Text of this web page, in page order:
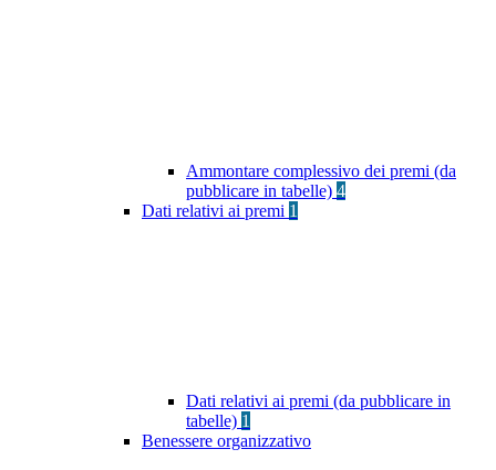
Ammontare complessivo dei premi (da
pubblicare in tabelle) 4
Dati relativi ai premi 1
Dati relativi ai premi (da pubblicare in
tabelle) 1
Benessere organizzativo